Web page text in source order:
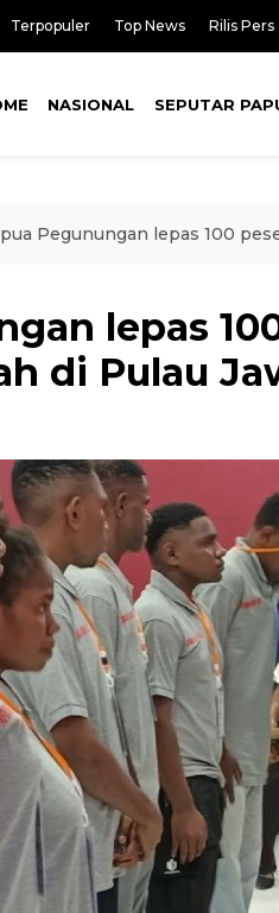
Terpopuler Top News Rilis Pers
NASIONAL SEPUTAR
Pegunungan lepas 100
lepas
di Pulau